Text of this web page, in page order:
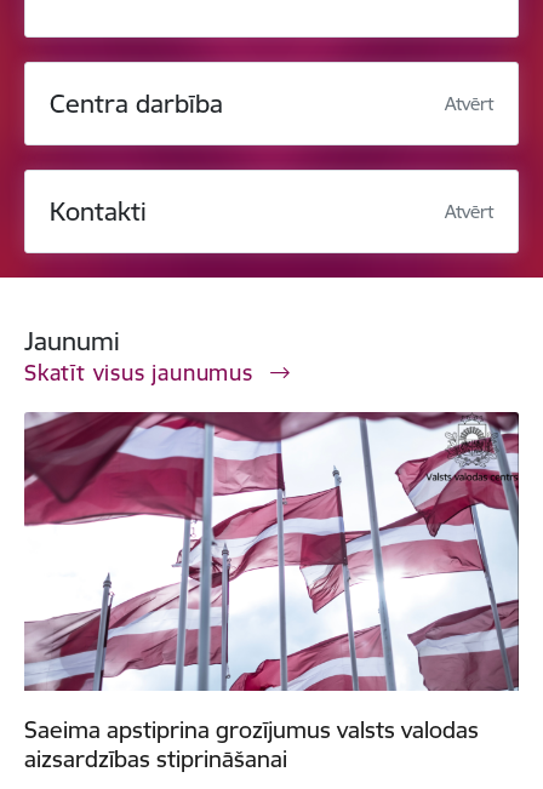
Centra darbība Atvērt
Kontakti Atvērt
Jaunumi
Skatīt visus jaunumus
Saeima apstiprina grozījumus valsts valodas
aizsardzības stiprināšanai